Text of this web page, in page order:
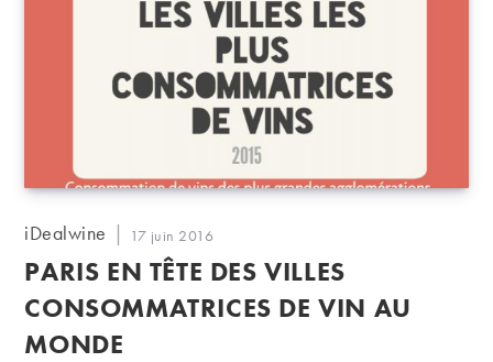
Auteur/autrice
la
publication :
iDealwine
Publication
publiée :
17 juin 2016
PARIS EN TÊTE DES VILLES
CONSOMMATRICES DE VIN AU
MONDE